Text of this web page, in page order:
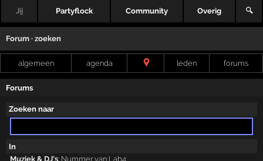
Jij Partyflock Community Overig 🔍
Forum · zoeken
algemeen agenda leden forums
Forums
Zoeken naar
In
Muziek & DJ's: Nummer van Lab4